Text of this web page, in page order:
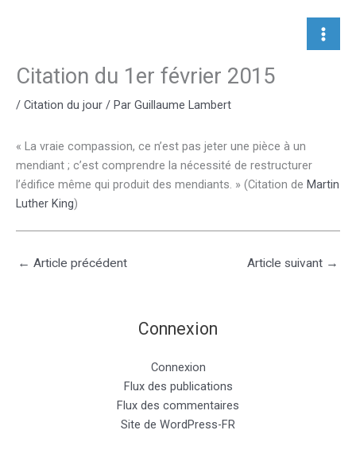
Citation du 1er février 2015
/ Citation du jour / Par Guillaume Lambert
« La vraie compassion, ce n’est pas jeter une pièce à un
mendiant ; c’est comprendre la nécessité de restructurer
l’édifice même qui produit des mendiants. » (Citation de Martin
Luther King)
← Article précédent Article suivant →
Connexion
Connexion
Flux des publications
Flux des commentaires
Site de WordPress-FR